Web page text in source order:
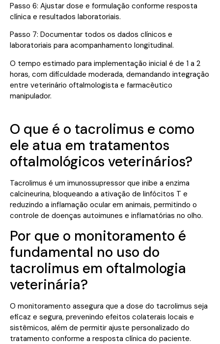
Passo 6: Ajustar dose e formulação conforme resposta
clínica e resultados laboratoriais.
Passo 7: Documentar todos os dados clínicos e
laboratoriais para acompanhamento longitudinal.
O tempo estimado para implementação inicial é de 1 a 2
horas, com dificuldade moderada, demandando integração
entre veterinário oftalmologista e farmacêutico
manipulador.
O que é o tacrolimus e como
ele atua em tratamentos
oftalmológicos veterinários?
Tacrolimus é um imunossupressor que inibe a enzima
calcineurina, bloqueando a ativação de linfócitos T e
reduzindo a inflamação ocular em animais, permitindo o
controle de doenças autoimunes e inflamatórias no olho.
Por que o monitoramento é
fundamental no uso do
tacrolimus em oftalmologia
veterinária?
O monitoramento assegura que a dose do tacrolimus seja
eficaz e segura, prevenindo efeitos colaterais locais e
sistêmicos, além de permitir ajuste personalizado do
tratamento conforme a resposta clínica do paciente.